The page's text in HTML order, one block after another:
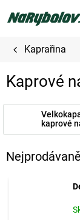
na
Kaprařina
Kaprové
kaprové